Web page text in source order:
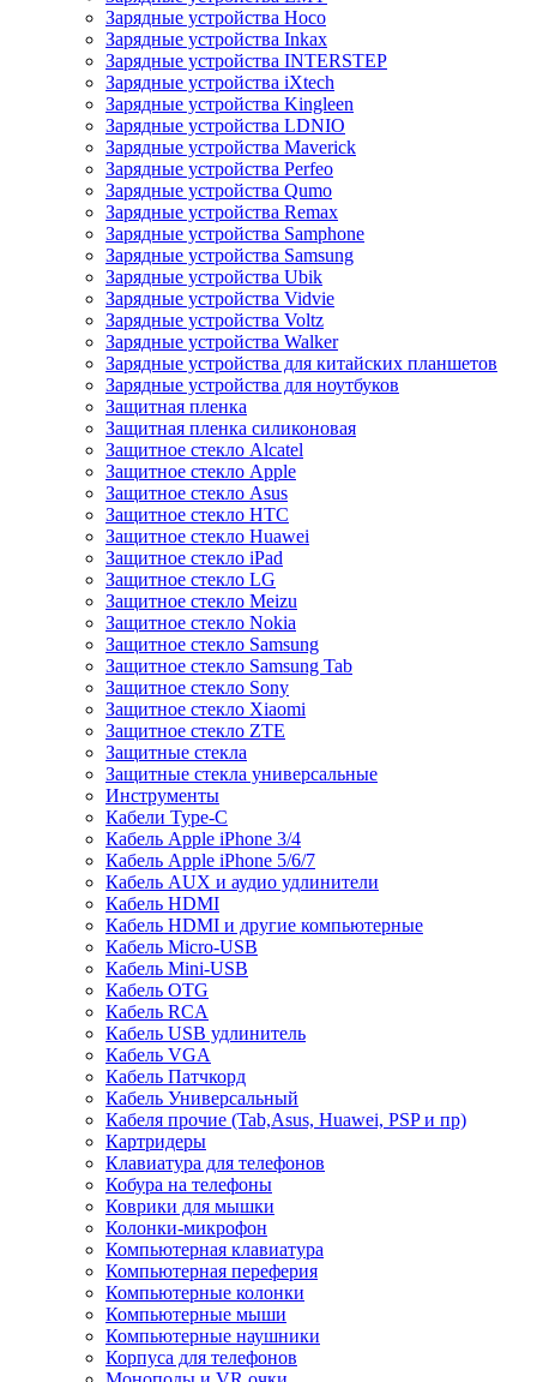
Зарядные устройства Hoco
Зарядные устройства Inkax
Зарядные устройства INTERSTEP
Зарядные устройства iXtech
Зарядные устройства Kingleen
Зарядные устройства LDNIO
Зарядные устройства Maverick
Зарядные устройства Perfeo
Зарядные устройства Qumo
Зарядные устройства Remax
Зарядные устройства Samphone
Зарядные устройства Samsung
Зарядные устройства Ubik
Зарядные устройства Vidvie
Зарядные устройства Voltz
Зарядные устройства Walker
Зарядные устройства для китайских планшетов
Зарядные устройства для ноутбуков
Защитная пленка
Защитная пленка силиконовая
Защитное стекло Alcatel
Защитное стекло Apple
Защитное стекло Asus
Защитное стекло HTC
Защитное стекло Huawei
Защитное стекло iPad
Защитное стекло LG
Защитное стекло Meizu
Защитное стекло Nokia
Защитное стекло Samsung
Защитное стекло Samsung Tab
Защитное стекло Sony
Защитное стекло Xiaomi
Защитное стекло ZTE
Защитные стекла
Защитные стекла универсальные
Инструменты
Кабели Type-C
Кабель Apple iPhone 3/4
Кабель Apple iPhone 5/6/7
Кабель AUX и аудио удлинители
Кабель HDMI
Кабель HDMI и другие компьютерные
Кабель Micro-USB
Кабель Mini-USB
Кабель OTG
Кабель RCA
Кабель USB удлинитель
Кабель VGA
Кабель Патчкорд
Кабель Универсальный
Кабеля прочие (Tab,Asus, Huawei, PSP и пр)
Картридеры
Клавиатура для телефонов
Кобура на телефоны
Коврики для мышки
Колонки-микрофон
Компьютерная клавиатура
Компьютерная переферия
Компьютерные колонки
Компьютерные мыши
Компьютерные наушники
Корпуса для телефонов